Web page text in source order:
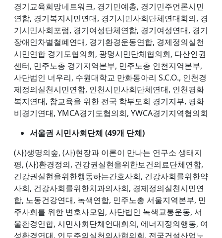
경기교육희망네트워크, 경기민예총, 경기민주언론시민
연합, 경기복지시민연대, 경기시민사회단체연대회의, 경
기시민사회포럼, 경기여성단체연합, 경기여성연대, 경기
장애인차별철폐연대, 경기환경운동연합, 경제정의실천
시민연합 경기도협의회, 광명시민단체협의회, 다산인권
센터, 민주노총 경기지역본부, 민주노총 인천지역본부,
사단법인 너우리, 수원대학교 만화동아리 S.C.O., 인천경
제정의실천시민연합, 인천시민사회단체연대, 인천평화
복지연대, 참교육을 위한 전국 학부모회 경기지부, 평화
비경기연대, YMCA경기도협의회, YWCA경기지역협의회
서울권 시민사회단체 (49개 단체)
(사)생명의숲, (사)현장과 이론이 만나는 연구소 생태지
평, (사)환경정의, 건강권실현을위한보건의료단체연합,
건강권실현을위한행동하는간호사회, 건강사회를위한약
사회, 건강사회를위한치과의사회, 경제정의실천시민연
합, 노동건강연대, 녹색연합, 민주노총 서울지역본부, 민
주사회를 위한 변호사모임, 사단법인 녹색교통운동, 서
울환경연합, 시민사회단체연대회의, 에너지정의행동, 여
성환경연대, 인도주의실천의사협의회, 전국건설산업노